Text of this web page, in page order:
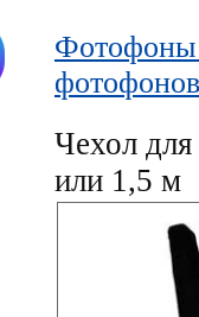
Фотофоны
фотофонов
Чехол
или 1,5 м